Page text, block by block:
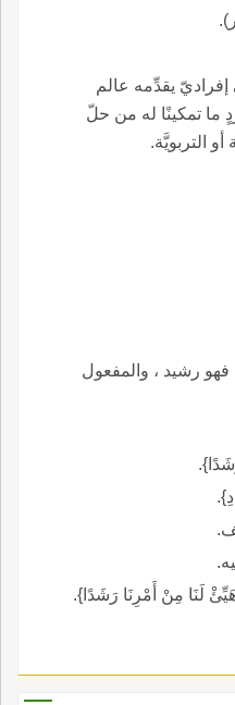
يقدِّمه عالم
ما تمكينًا له من حلّ
التربويَّة.
رشيد ، والمفعول
لَنَا مِنْ أَمْرِنَا رَشَدًا}.